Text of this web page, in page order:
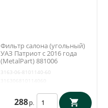
Фильтр салона (угольный)
УАЗ Патриот с 2016 года
(MetalPart) 881006
3163-06-8101140-60
288 р.